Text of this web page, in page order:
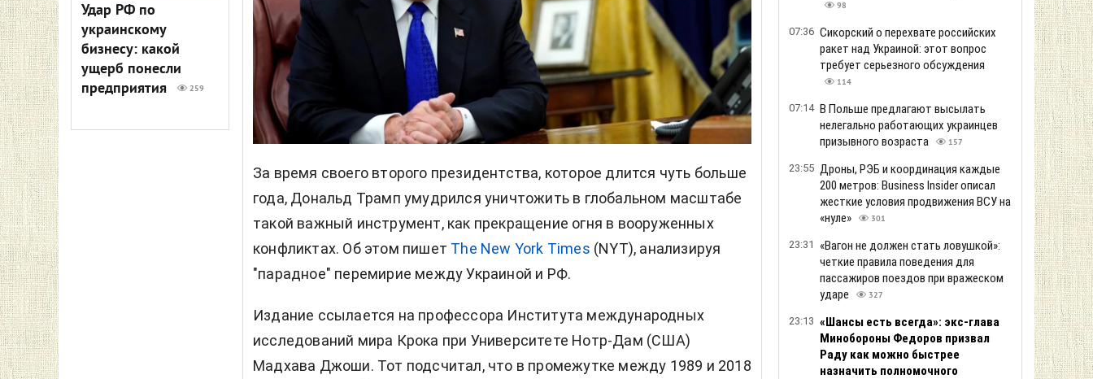
Удар РФ по
украинскому
бизнесу: какой
ущерб понесли
предприятия
259
За время своего второго президентства, которое длится чуть больше
года, Дональд Трамп умудрился уничтожить в глобальном масштабе
такой важный инструмент, как прекращение огня в вооруженных
конфликтах. Об этом пишет The New York Times (NYT), анализируя
"парадное" перемирие между Украиной и РФ.
Издание ссылается на профессора Института международных
исследований мира Крока при Университете Нотр-Дам (США)
Мадхава Джоши. Тот подсчитал, что в промежутке между 1989 и 2018
98
07:36 Сикорский о перехвате российских
ракет над Украиной: этот вопрос
требует серьезного обсуждения
114
07:14 В Польше предлагают высылать
нелегально работающих украинцев
призывного возраста
157
23:55 Дроны, РЭБ и координация каждые
200 метров: Business Insider описал
жесткие условия продвижения ВСУ на
«нуле»
301
23:31
«Вагон не должен стать ловушкой»:
четкие правила поведения для
пассажиров поездов при вражеском
ударе
327
23:13 «Шансы есть всегда»: экс-глава
Минобороны Федоров призвал
Раду как можно быстрее
назначить полномочного